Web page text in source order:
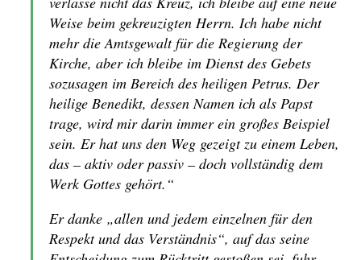
Weise beim gekreuzigten Herrn. Ich habe nicht
mehr die Amtsgewalt für die Regierung der
Kirche, aber ich bleibe im Dienst des Gebets
sozusagen im Bereich des heiligen Petrus. Der
heilige Benedikt, dessen Namen ich als Papst
trage, wird mir darin immer ein großes Beispiel
sein. Er hat uns den Weg gezeigt zu einem Leben,
das – aktiv oder passiv – doch vollständig dem
Werk Gottes gehört.“
Er danke „allen und jedem einzelnen für den
Respekt und das Verständnis“, auf das seine